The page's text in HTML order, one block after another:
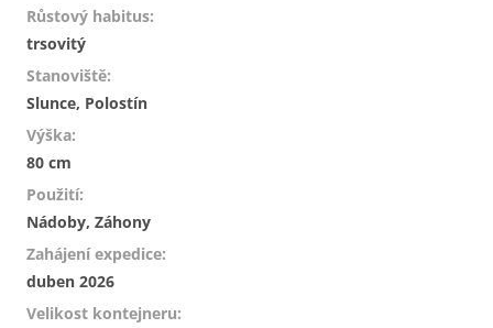
Růstový habitus:
trsovitý
Stanoviště:
Slunce, Polostín
Výška:
80 cm
Použití:
Nádoby, Záhony
Zahájení expedice:
duben 2026
Velikost kontejneru: